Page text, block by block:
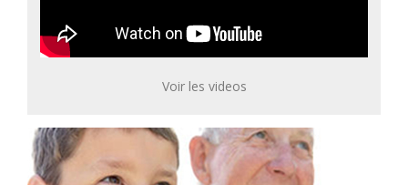
Voir les videos